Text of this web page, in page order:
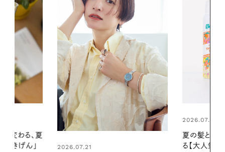
2026.07.24
る【大人気のドライシャンプー】 この
2026.06.01
真夏に向け
やりジェルと